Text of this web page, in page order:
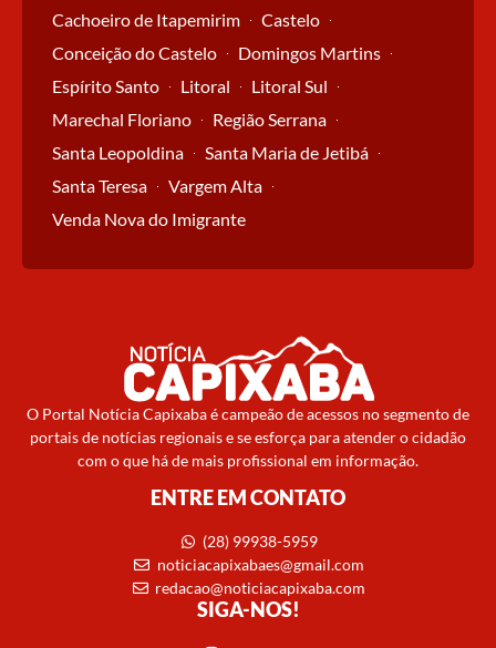
Cachoeiro de Itapemirim
Castelo
Conceição do Castelo
Domingos Martins
Espírito Santo
Litoral
Litoral Sul
Marechal Floriano
Região Serrana
Santa Leopoldina
Santa Maria de Jetibá
Santa Teresa
Vargem Alta
Venda Nova do Imigrante
O Portal Notícia Capixaba é campeão de acessos no segmento de
portais de notícias regionais e se esforça para atender o cidadão
com o que há de mais profissional em informação.
ENTRE EM CONTATO
(28) 99938-5959
noticiacapixabaes@gmail.com
redacao@noticiacapixaba.com
SIGA-NOS!